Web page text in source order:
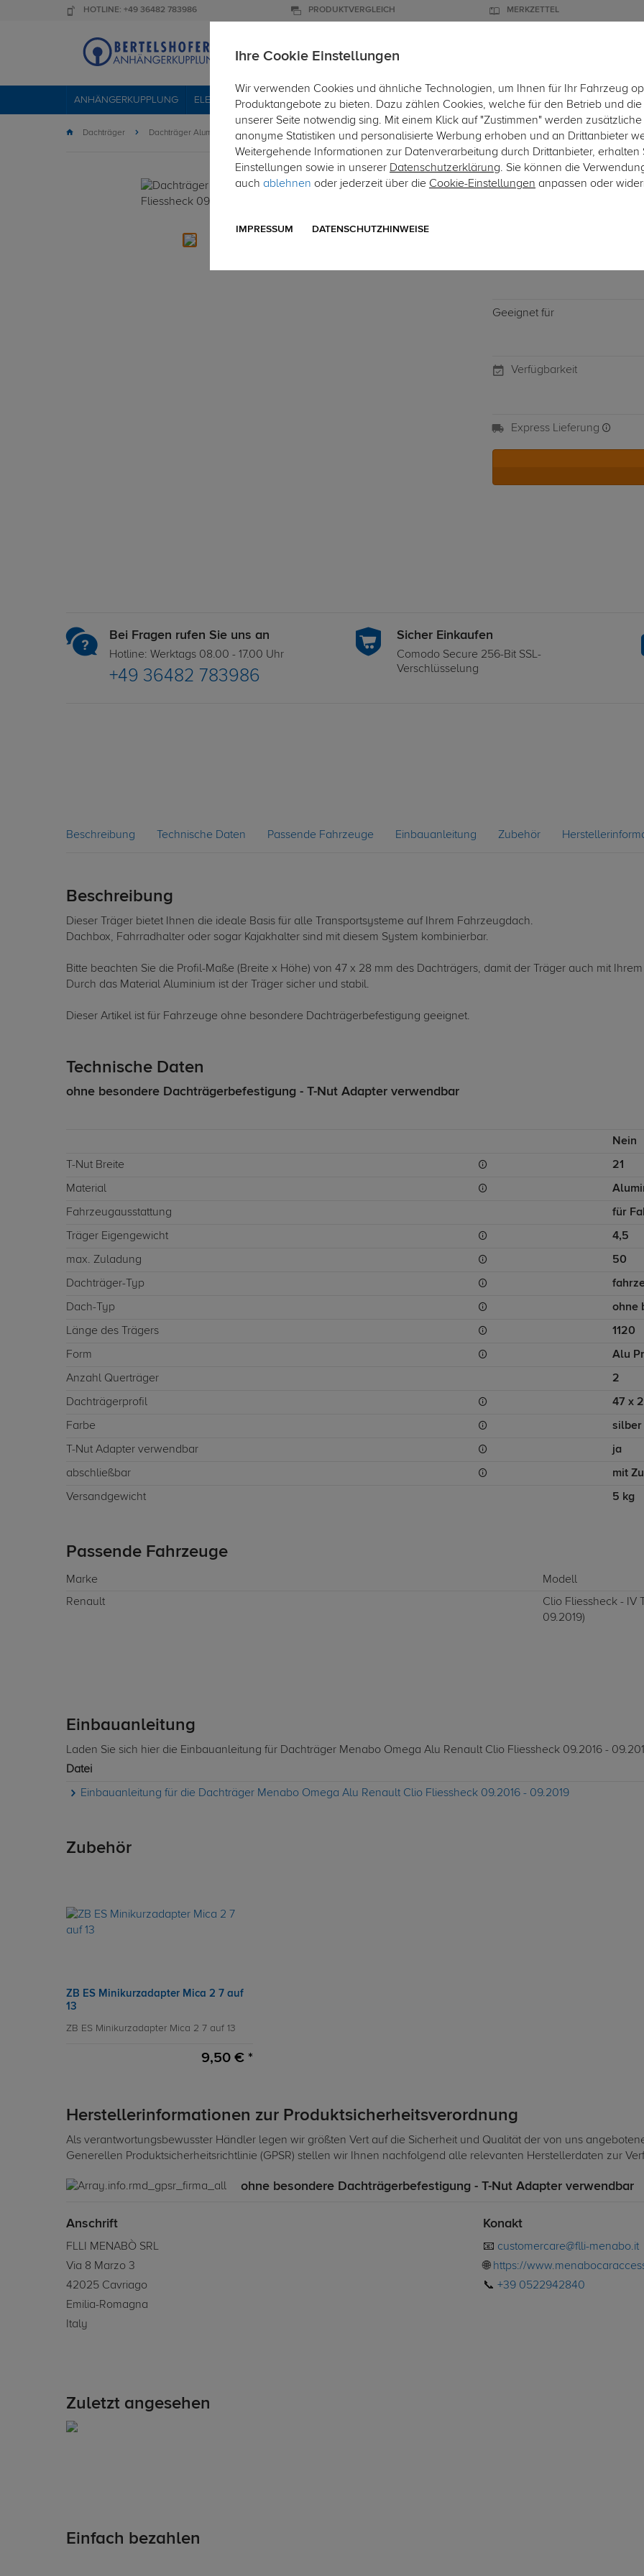
HOTLINE: +49 36482 783986 PRODUKTVERGLEICH MERKZETTEL
ANHÄNGERKUPPLUNG ELEKTROSÄTZE DACHTRÄGER DACHBOXEN FAHRRADTRÄGER ZUBEHÖR
Dachträger Dachträger Aluminium
Art.-Nr. DATR9292-4
Dachträger Menabo
ohne besondere
Geeignet für
Verfügbarkeit
Express Lieferung
Bei Fragen rufen Sie uns an
Hotline: Werktags 08.00 - 17.00 Uhr
+49 36482 783986
Sicher Einkaufen
Comodo Secure 256-Bit SSL-
Verschlüsselung
Beschreibung Technische Daten Passende Fahrzeuge Einbauanleitung Zubehör
Beschreibung
Dieser Träger bietet Ihnen die ideale Basis für alle Transportsysteme auf Ihrem Fahrzeugdach.
Dachbox, Fahrradhalter oder sogar Kajakhalter sind mit diesem System kombinierbar.
Bitte beachten Sie die Profil-Maße (Breite x Höhe) von 47 x 28 mm des Dachträgers, damit der Träger auch mit
Durch das Material Aluminium ist der Träger sicher und stabil.
Dieser Artikel ist für Fahrzeuge ohne besondere Dachträgerbefestigung geeignet.
Technische Daten
ohne besondere Dachträgerbefestigung - T-Nut Adapter verwendbar
Nein
T-Nut Breite 21
Material
Fahrzeugausstattung für
Träger Eigengewicht 4,5
max. Zuladung 50
Dachträger-Typ
Dach-Typ ohne
Länge des Trägers 1120
Form Alu
Anzahl Querträger 2
Dachträgerprofil 47 x
Farbe silber
T-Nut Adapter verwendbar ja
abschließbar mit
Versandgewicht 5 kg
Passende Fahrzeuge
Marke Modell
Renault
Clio Fliessheck - IV
09.2019)
Einbauanleitung
Laden Sie sich hier die Einbauanleitung für Dachträger Menabo Omega Alu Renault Clio Fliessheck 09.2016 -
Datei
Einbauanleitung für die Dachträger Menabo Omega Alu Renault Clio Fliessheck 09.2016 - 09.2019
Zubehör
ZB ES Minikurzadapter Mica 2 7 auf
13
ZB ES Minikurzadapter Mica 2 7 auf 13
9,50 € *
Herstellerinformationen zur Produktsicherheitsverordnung
Als verantwortungsbewusster Händler legen wir größten Vert auf die Sicherheit und Qualität der von uns
Generellen Produktsicherheitsrichtlinie (GPSR) stellen wir Ihnen nachfolgend alle relevanten Herstellerdaten zur
ohne besondere Dachträgerbefestigung - T-Nut Adapter verwendbar
Anschrift
FLLI MENABÒ SRL
Via 8 Marzo 3
42025 Cavriago
Emilia-Romagna
Italy
Konakt
📧 customercare@flli-menabo.it
🌐 https://
📞 +39 0522942840
Zuletzt angesehen
Einfach bezahlen
Ihre Cookie Einstellungen
Wir verwenden Cookies und ähnliche Technologien, um Ihnen für Ihr Fahrzeug
Produktangebote zu bieten. Dazu zählen Cookies, welche für den Betrieb und die
unserer Seite notwendig sing. Mit einem Klick auf "Zustimmen" werden
anonyme Statistiken und personalisierte Werbung erhoben und an Drittanbieter
Weitergehende Informationen zur Datenverarbeitung durch Drittanbieter, erhalten
Einstellungen sowie in unserer Datenschutzerklärung. Sie können die
auch ablehnen oder jederzeit über die Cookie-Einstellungen anpassen oder
IMPRESSUM DATENSCHUTZHINWEISE